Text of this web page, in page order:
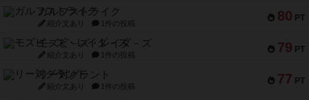
80 PT
ガルフストライク
紹介文あり 1件の投稿
79 PT
モズビ－ズ・レイダ－ズ
紹介文あり 1件の投稿
77 PT
リー対グラント
紹介文あり 1件の投稿